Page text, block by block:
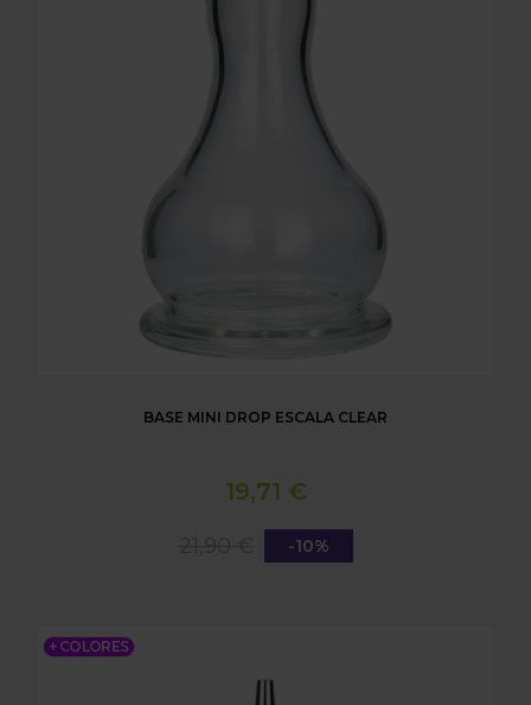
BASE MINI DROP ESCALA CLEAR
19,71 €
-10%
+ COLORES
SHISHA AMOTION FLASH BANG